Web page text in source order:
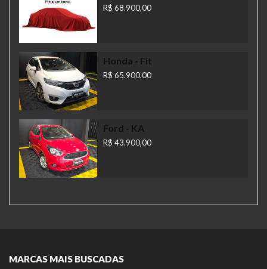
R$ 68.900,00
Honda - Fit
R$ 65.900,00
Ford - KA
R$ 43.900,00
MARCAS MAIS BUSCADAS